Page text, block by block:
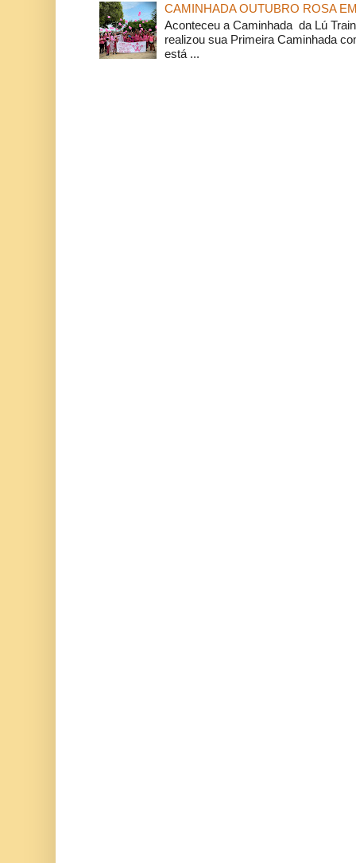
CAMINHADA OUTUBRO ROSA
Aconteceu a Caminhada da Lú
realizou sua Primeira Caminhada
está ...